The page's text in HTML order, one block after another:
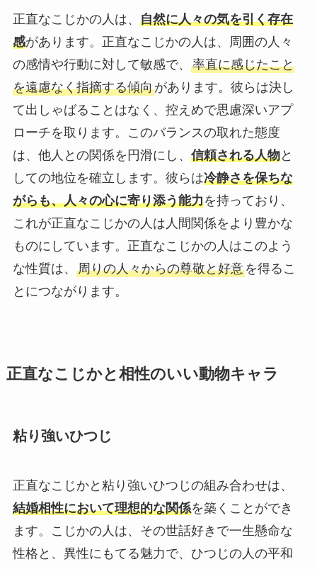
正直なこじかの人は、 自然に人々の気を引く存在
感があります。正直なこじかの人は、周囲の人々
の感情や行動に対して敏感で、 率直に感じたこと
を遠慮なく指摘する傾向があります。彼らは決し
て出しゃばることはなく、控えめで思慮深いアプ
ローチを取ります。このバランスの取れた態度
は、他人との関係を円滑にし、 信頼される人物と
しての地位を確立します。彼らは冷静さを保ちな
がらも、人々の心に寄り添う能力を持っており、
これが正直なこじかの人は人間関係をより豊かな
ものにしています。正直なこじかの人はこのよう
な性質は、 周りの人々からの尊敬と好意を得るこ
とにつながります。
正直なこじかと相性のいい動物キャラ
粘り強いひつじ
正直なこじかと粘り強いひつじの組み合わせは、
結婚相性において理想的な関係を築くことができ
ます。こじかの人は、その世話好きで一生懸命な
性格と、異性にもてる魅力で、ひつじの人の平和